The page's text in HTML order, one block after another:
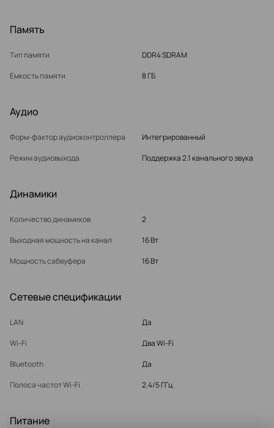
Память
Тип памяти
DDR4 SDRAM
Емкость памяти
8 ГБ
Аудио
Форм-фактор аудиоконтроллера
Интегрированный
Режим аудиовыхода
Поддержка 2.1 канального звука
Динамики
Количество динамиков
2
Выходная мощность на канал
16 Вт
Мощность сабвуфера
16 Вт
Cетевые спецификации
LAN
Да
Wi-Fi
Два Wi-Fi
Bluetooth
Да
Полоса частот Wi-Fi
2.4/5 ГГц
Питание